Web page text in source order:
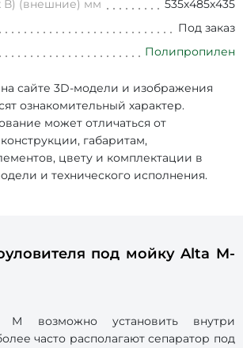
В) (внешние) мм
535х485х435
Под заказ
Полипропилен
сайте 3D-модели и изображения
ознакомительный характер.
может отличаться от
габаритам,
цвету и комплектации в
и технического исполнения.
под мойку Alta M-
M возможно установить внутри
часто располагают сепаратор под